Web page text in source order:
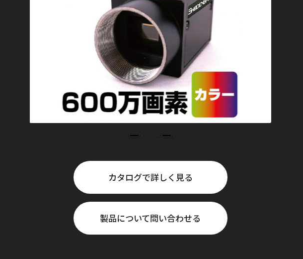
カタログで詳しく見る
製品について問い合わせる